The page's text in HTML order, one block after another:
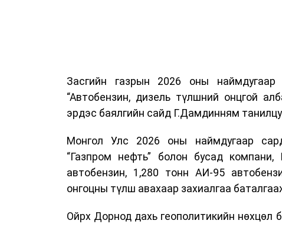
Засгийн газрын 2026 оны
“Автобензин, дизель түлшний онцгой
эрдэс баялгийн сайд Г.Дамдинням
Монгол Улс 2026 оны наймдугаар
“Газпром нефть” болон бусад
автобензин, 1,280 тонн АИ-95
онгоцны түлш авахаар захиалгаа
Ойрх Дорнод дахь геополитикийн нөхцөл